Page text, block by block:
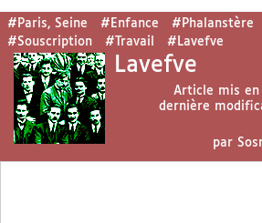
#Paris, Seine #Enfance #Phalanstère
#Souscription
#Travail #Lavefve
Lavefve
Article mis en
dernière
par